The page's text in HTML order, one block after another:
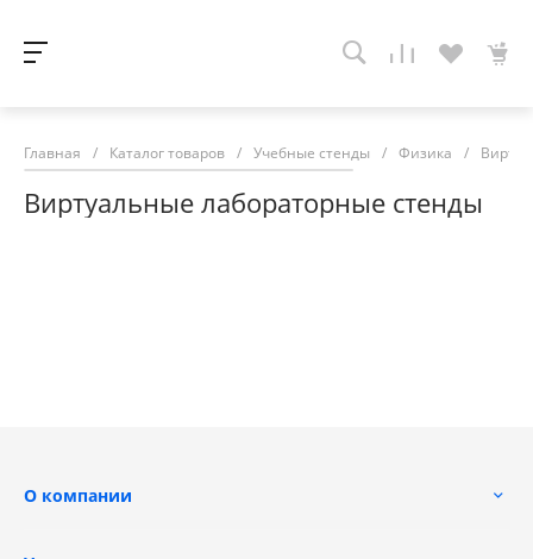
Главная / Каталог товаров / Учебные стенды / Физика /
Виртуальные лабораторные стенды
О компании